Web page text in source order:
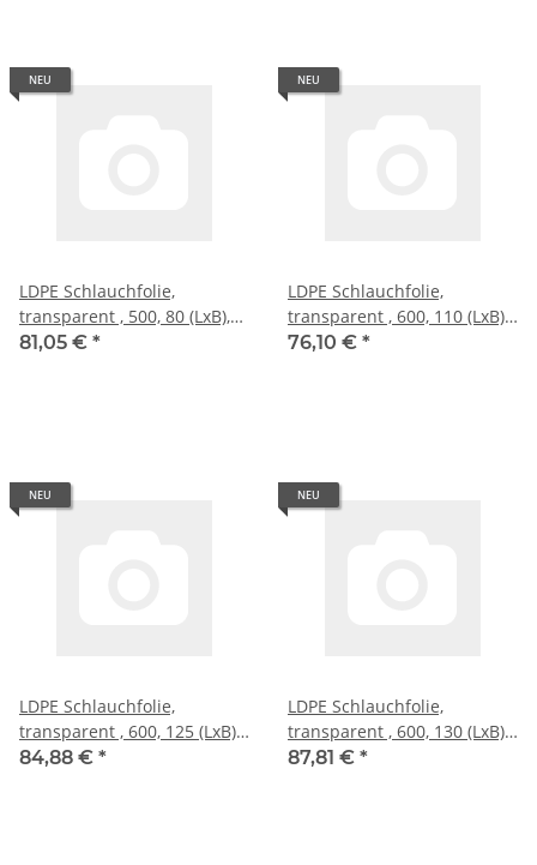
NEU
LDPE Schlauchfolie,
transparent , 500, 80 (LxB),
50 �
81,05 € *
NEU
LDPE Schlauchfolie,
transparent , 600, 110 (LxB),
50 �
76,10 € *
NEU
LDPE Schlauchfolie,
transparent , 600, 125 (LxB),
50 �
84,88 € *
NEU
LDPE Schlauchfolie,
transparent , 600, 130 (LxB),
50 �
87,81 € *